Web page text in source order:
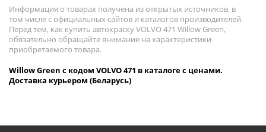
Информация о товарах получена из открытых источников, в
том числе с официальных сайтов и каталогов производителей.
Перед тем, как купить автокраску VOLVO 471 Willow Green,
обязательно обращайте внимание на характеристики
приобретаемого товара.
Willow Green с кодом VOLVO 471 в каталоге с ценами.
Доставка курьером (Беларусь)